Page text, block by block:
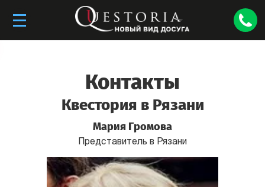
Контакты
Квестория в Рязани
Мария Громова
Представитель в Рязани